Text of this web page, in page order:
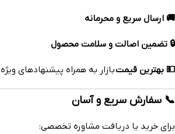
🚚 ارسال سریع و محرمانه
🔒 تضمین اصالت و سلامت محصول
💵 بهترین قیمتبازار به همراه پیشنهادهای ویژه
📞 سفارش سریع و آسان
برای خرید یا دریافت مشاوره تخصصی: